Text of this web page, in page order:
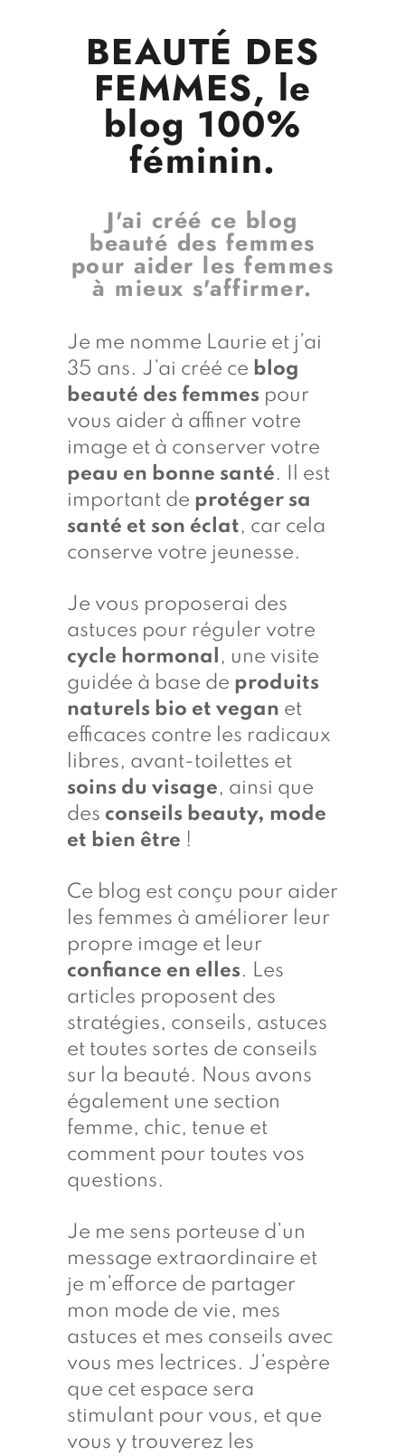
BEAUTÉ DES
FEMMES, le
blog 100%
féminin.
J'ai créé ce blog
beauté des femmes
pour aider les femmes
à mieux s'affirmer.
Je me nomme Laurie et j’ai
35 ans. J’ai créé ce blog
beauté des femmes pour
vous aider à affiner votre
image et à conserver votre
peau en bonne santé. Il est
important de protéger sa
santé et son éclat, car cela
conserve votre jeunesse.
Je vous proposerai des
astuces pour réguler votre
cycle hormonal , une visite
guidée à base de produits
naturels bio et vegan et
efficaces contre les radicaux
libres, avant-toilettes et
soins du visage, ainsi que
des conseils beauty, mode
et bien être !
Ce blog est conçu pour aider
les femmes à améliorer leur
propre image et leur
confiance en elles. Les
articles proposent des
stratégies, conseils, astuces
et toutes sortes de conseils
sur la beauté. Nous avons
également une section
femme, chic, tenue et
comment pour toutes vos
questions.
Je me sens porteuse d’un
message extraordinaire et
je m’efforce de partager
mon mode de vie, mes
astuces et mes conseils avec
vous mes lectrices. J’espère
que cet espace sera
stimulant pour vous, et que
vous y trouverez les